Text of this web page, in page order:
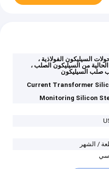
السيليكون الفولاذية ،
من السيليكون الصلب ،
صلب السيليكون
Current Transformer
Monitoring Silicon